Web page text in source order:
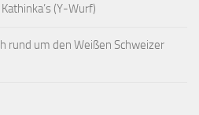
(Y-Wurf)
rund um den Weißen Schweizer